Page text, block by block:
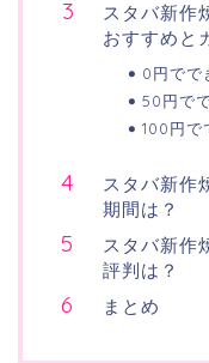
スタバ新作
おすすめと
0円でで
50円で
100円で
スタバ新作
期間は？
スタバ新作
評判は？
まとめ